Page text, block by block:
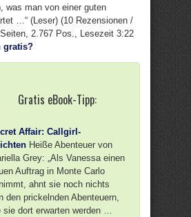
was man von einer guten
…“ (Leser) (10 Rezensionen /
2.767 Pos., Lesezeit 3:22
gratis?
Gratis eBook-Tipp:
Affair: Callgirl-
Heiße Abenteuer von
Grey: „Als Vanessa einen
Auftrag in Monte Carlo
ahnt sie noch nichts
den prickelnden Abenteuern,
sie dort erwarten werden …